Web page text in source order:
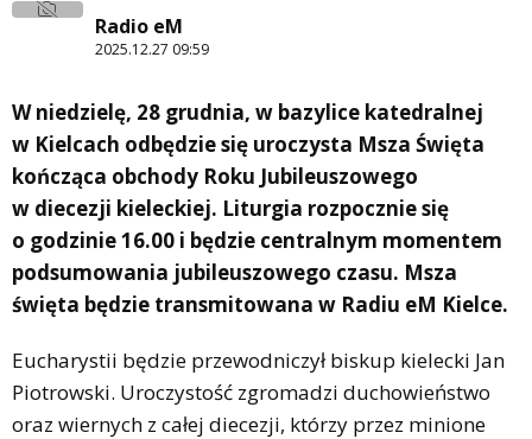
Radio eM
2025.12.27 09:59
W niedzielę, 28 grudnia, w bazylice katedralnej
w Kielcach odbędzie się uroczysta Msza Święta
kończąca obchody Roku Jubileuszowego
w diecezji kieleckiej. Liturgia rozpocznie się
o godzinie 16.00 i będzie centralnym momentem
podsumowania jubileuszowego czasu. Msza
święta będzie transmitowana w Radiu eM Kielce.
Eucharystii będzie przewodniczył biskup kielecki Jan
Piotrowski. Uroczystość zgromadzi duchowieństwo
oraz wiernych z całej diecezji, którzy przez minione